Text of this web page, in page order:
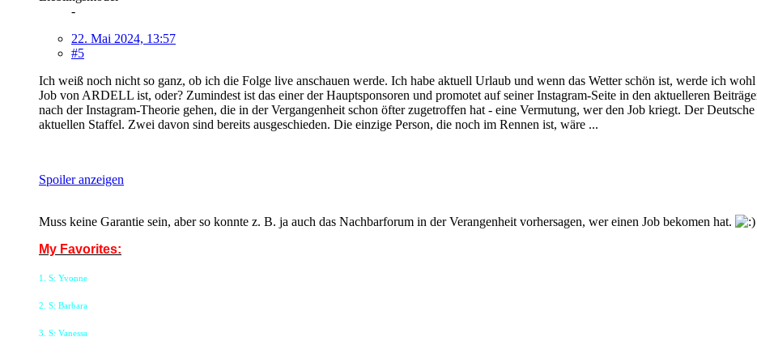
-
22. Mai 2024, 13:57
#5
Ich weiß noch nicht so ganz, ob ich die Folge live anschauen werde. Ich habe aktuell Urlaub und wenn das Wetter schön ist, werde ich
Job von ARDELL ist, oder? Zumindest ist das einer der Hauptsponsoren und promotet auf seiner Instagram-Seite in den aktuelleren
nach der Instagram-Theorie gehen, die in der Vergangenheit schon öfter zugetroffen hat - eine Vermutung, wer den Job kriegt. Der
aktuellen Staffel. Zwei davon sind bereits ausgeschieden. Die einzige Person, die noch im Rennen ist, wäre ...
Spoiler anzeigen
Muss keine Garantie sein, aber so konnte z. B. ja auch das Nachbarforum in der Verangenheit vorhersagen, wer einen Job bekomen hat.
My Favorites:
1. S: Yvonne
2. S: Barbara
3. S: Vanessa